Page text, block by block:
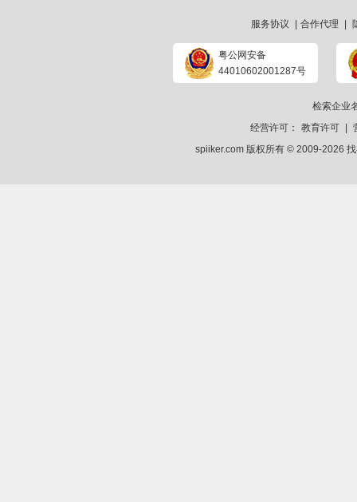
服务协议 合作代理
粤公网安备
44010602001287号
检索企业
经营许可：
教育许可
spiiker.com 版权所有 © 2009-2026